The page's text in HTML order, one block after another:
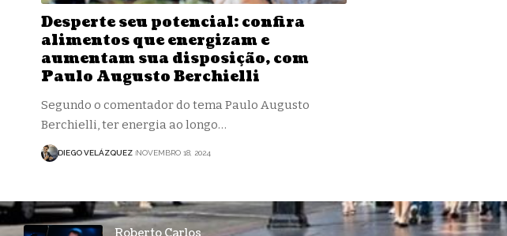
Desperte seu potencial: confira
alimentos que energizam e
aumentam sua disposição, com
Paulo Augusto Berchielli
Segundo o comentador do tema Paulo Augusto
Berchielli, ter energia ao longo…
DIEGO VELÁZQUEZ NOVEMBRO 18, 2024